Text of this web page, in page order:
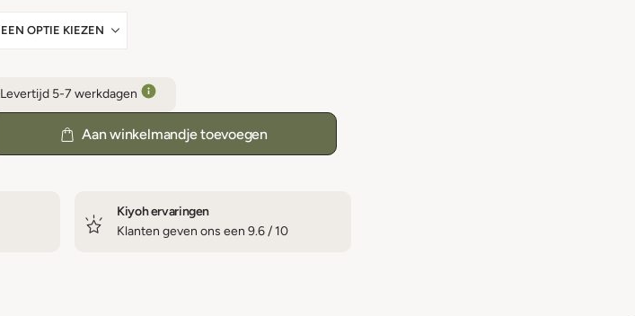
Levertijd 5-7 werkdagen
Aan winkelmandje toevoegen
Kiyoh ervaringen
Klanten geven ons een 9.6 / 10